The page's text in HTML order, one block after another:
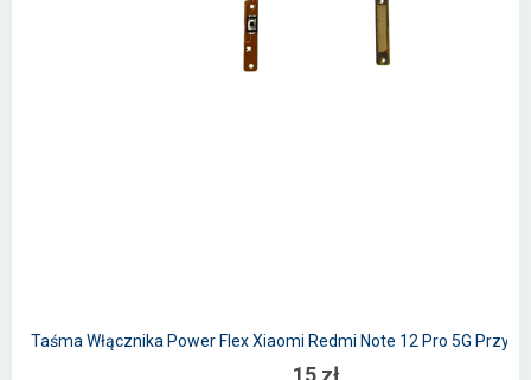
Taśma Włącznika Power Flex Xiaomi Redmi Note 12 Pro 5G
15 zł